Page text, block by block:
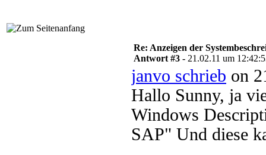
Re: Anzeigen der
Antwort #3 - 21.02.11 um
janvo schrieb on
Hallo Sunny, ja
Windows
SAP" Und diese